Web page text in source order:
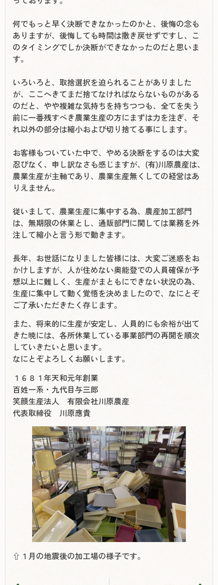
何でもっと早く決断できなかったのかと、後悔の念も
ありますが、後悔しても時間は撒き戻せずですし、こ
のタイミングでしか決断ができなかったのだと思いま
す。
いろいろと、取捨選択を迫られることがありました
が、ここへきてまだ捨てなければならないものがある
のだと、やや複雑な気持ちを持ちつつも、全てを失う
前に一番残すべき農業生産の方にまずは力を注ぎ、そ
れ以外の部分は縮小および切り捨てる事にします。
お客様もついていた中で、やめる決断をするのは大変
忍びなく、申し訳なさも感じますが、(有)川原農産は、
農業生産が主軸であり、農業生産無くしての経営はあ
りえません。
従いまして、農業生産に集中する為、農産加工部門
は、無期限の休業とし、通販部門に関しては業務を外
注して縮小と言う形で動きます。
長年、お世話になりました皆様には、大変ご迷惑をお
かけしますが、人が住めない奥能登での人員確保が予
想以上に難しく、生産がまともにできない状況の為、
生産に集中して動く覚悟を決めましたので、なにとぞ
ご了承いただきたく存じます。
また、将来的に生産が安定し、人員的にも余裕が出て
きた暁には、各所休業している事業部門の再開を順次
していきたいと思います。
なにとぞよろしくお願いします。
１６８１年天和元年創業
百姓一系・九代目与三郎
笑顔生産法人 有限会社川原農産
代表取締役 川原應貴
⇧１月の地震後の加工場の様子です。